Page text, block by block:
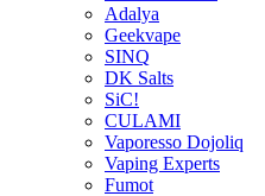
Adalya
Geekvape
SINQ
DK Salts
SiC!
CULAMI
Vaporesso Dojoliq
Vaping Experts
Fumot